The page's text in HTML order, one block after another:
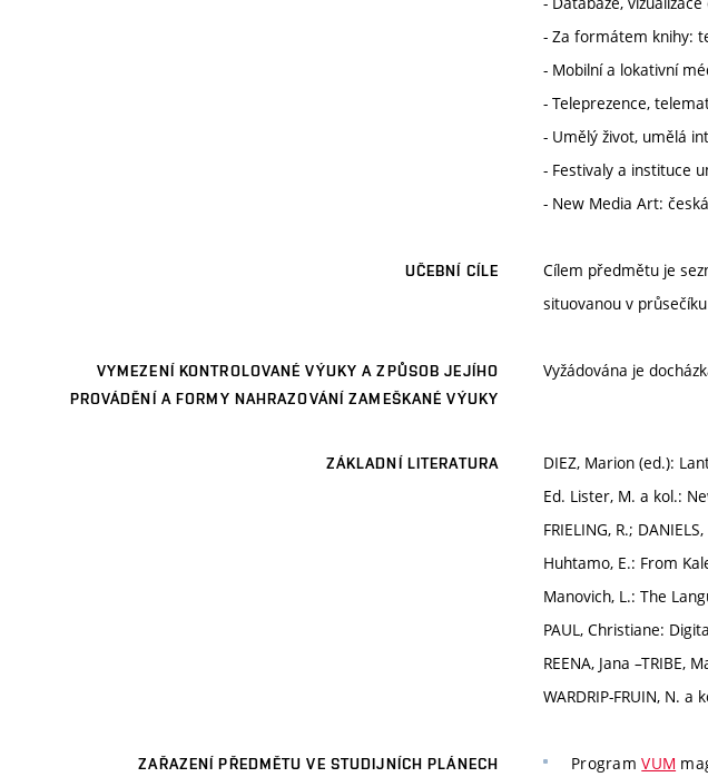
- Za formátem knihy:
- Mobilní a lokativní
- Teleprezence,
- Umělý život, umělá
- Festivaly a instituce
- New Media Art:
UČEBNÍ CÍLE
Cílem předmětu je
situovanou v
VYMEZENÍ KONTROLOVANÉ VÝUKY A ZPŮSOB JEJÍHO
PROVÁDĚNÍ A FORMY NAHRAZOVÁNÍ ZAMEŠKANÉ VÝUKY
Vyžádována je
ZÁKLADNÍ LITERATURA
DIEZ, Marion (ed.):
Ed. Lister, M. a kol.:
FRIELING, R.;
Huhtamo, E.: From
Manovich, L.: The
PAUL, Christiane:
REENA, Jana –TRIBE,
WARDRIP-FRUIN, N.
ZAŘAZENÍ PŘEDMĚTU VE STUDIJNÍCH PLÁNECH ProgramVUM